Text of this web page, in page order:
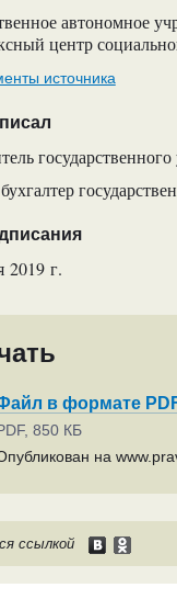
автономное
центр
источника
2019 г.
в формате
850 КБ
на
ссылкой